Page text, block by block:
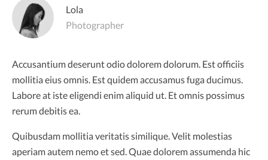
Lola
Photographer
Accusantium deserunt odio dolorem dolorum. Est officiis
mollitia eius omnis. Est quidem accusamus fuga ducimus.
Labore at iste eligendi enim aliquid ut. Et omnis possimus
rerum debitis ea.
Quibusdam mollitia veritatis similique. Velit molestias
aperiam autem nemo et sed. Quae dolorem assumenda hic